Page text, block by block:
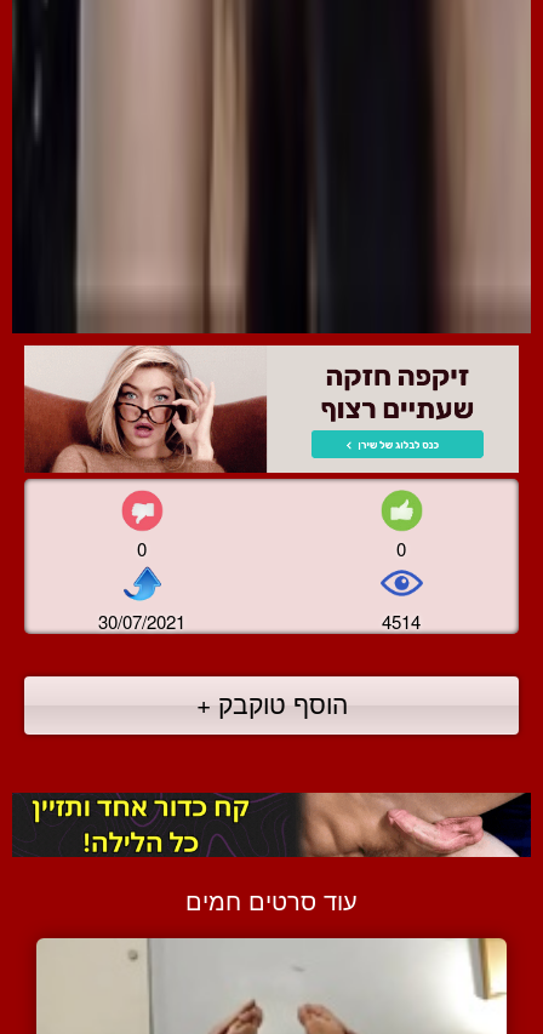
0 0
30/07/2021 4514
הוסף טוקבק +
עוד סרטים חמים